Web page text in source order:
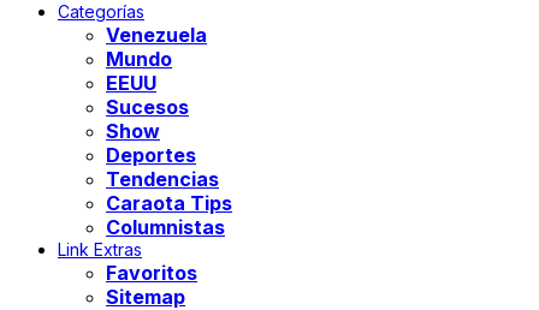
Categorías
Venezuela
Mundo
EEUU
Sucesos
Show
Deportes
Tendencias
Caraota Tips
Columnistas
Link Extras
Favoritos
Sitemap